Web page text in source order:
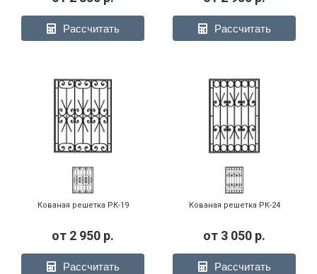
Рассчитать Рассчитать
Кованая решетка РК-19
от 2 950 р.
Рассчитать
Кованая решетка РК-24
от 3 050 р.
Рассчитать